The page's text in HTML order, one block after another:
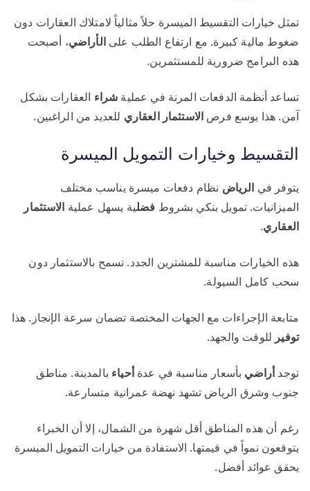
تمثل خيارات التقسيط الميسرة حلاً مثالياً لامتلاك العقارات دون
ضغوط مالية كبيرة. مع ارتفاع الطلب علىالأراضي، أصبحت
هذه البرامج ضرورية للمستثمرين.
تساعد أنظمة الدفعات المرنة في عملية شراء العقارات بشكل
آمن. هذا يوسع فرص الاستثمار العقاري للعديد من الراغبين.
التقسيط وخيارات التمويل الميسرة
يتوفر في الرياض نظام دفعات ميسرة يناسب مختلف
الميزانيات. تمويل بنكي بشروط فضلية يسهل عملية الاستثمار
العقاري.
هذه الخيارات مناسبة للمشترين الجدد. تسمح بالاستثمار دون
سحب كامل السيولة.
متابعة الإجراءات مع الجهات المختصة تضمان سرعة الإنجاز. هذا
توفير للوقت والجهد.
توجدأراضي بأسعار مناسبة في عدةأحياء بالمدينة. مناطق
جنوب وشرق الرياض تشهد نهضة عمرانية متسارعة.
رغم أن هذه المناطق أقل شهرة من الشمال، إلا أن الخبراء
يتوقعون نمواً في قيمتها. الاستفادة من خيارات التمويل الميسرة
يحقق عوائد أفضل.